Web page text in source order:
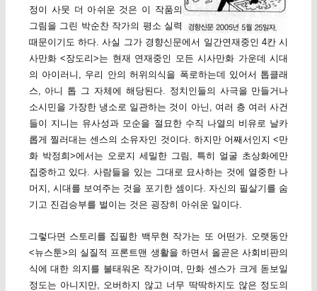
정이 사뭇 더 아쉬운 것은 이 작품의
그림을 그린 박순찬 작가의 평소 실력
때문이기도 하다. 사실 그가 경향신문에서 일간연재중인 4칸 시
사만화 <장도리>는 현재 연재중인 모든 시사만화 가운데 시대
의 아이러니, 우리 안의 허위의식을 폭로하는데 있어서 톱클래
스, 아니 톱 그 자체에 해당된다. 정치인들의 사극을 만들거나
소시민을 가장한 냉소로 일관하는 것이 아닌, 여러 층 여러 사건
들이 지니는 유사성과 모순을 절묘한 수직 나열의 비유로 날카
롭게 찔러대는 센스의 소유자인 것이다. 하지만 어째서인지 <만
화 박정희>에서는 오로지 세밀한 그림, 특히 얼굴 초상화에만
집중하고 있다. 사람들을 있는 그대로 묘사하는 것에 열중한 나
머지, 시대를 보여주는 것을 포기한 셈이다. 자신의 필살기를 숨
기고 진검승부를 벌이는 것은 굉장히 아쉬운 일이다.
그렇다면 스토리를 집필한 백무현 작가는 또 어떤가. 오랫동안
<뉴스툰>의 실질적 프론트맨 생활을 하면서 올곧은 사회비판의
식에 대한 의지를 불태워온 작가이며, 만화 센스가 크게 돋보일
정도는 아니지만, 오버하지 않고 너무 딱딱하지도 않은 정도의